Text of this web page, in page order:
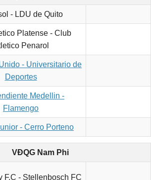
- LDU de Quito
Platense - Club
Penarol
- Universitario de
Deportes
Medellin -
Flamengo
- Cerro Porteno
VĐQG Nam Phi
F.C - Stellenbosch FC